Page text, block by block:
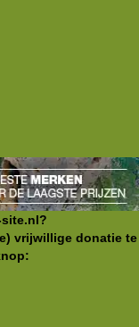
vrijwillige donatie te